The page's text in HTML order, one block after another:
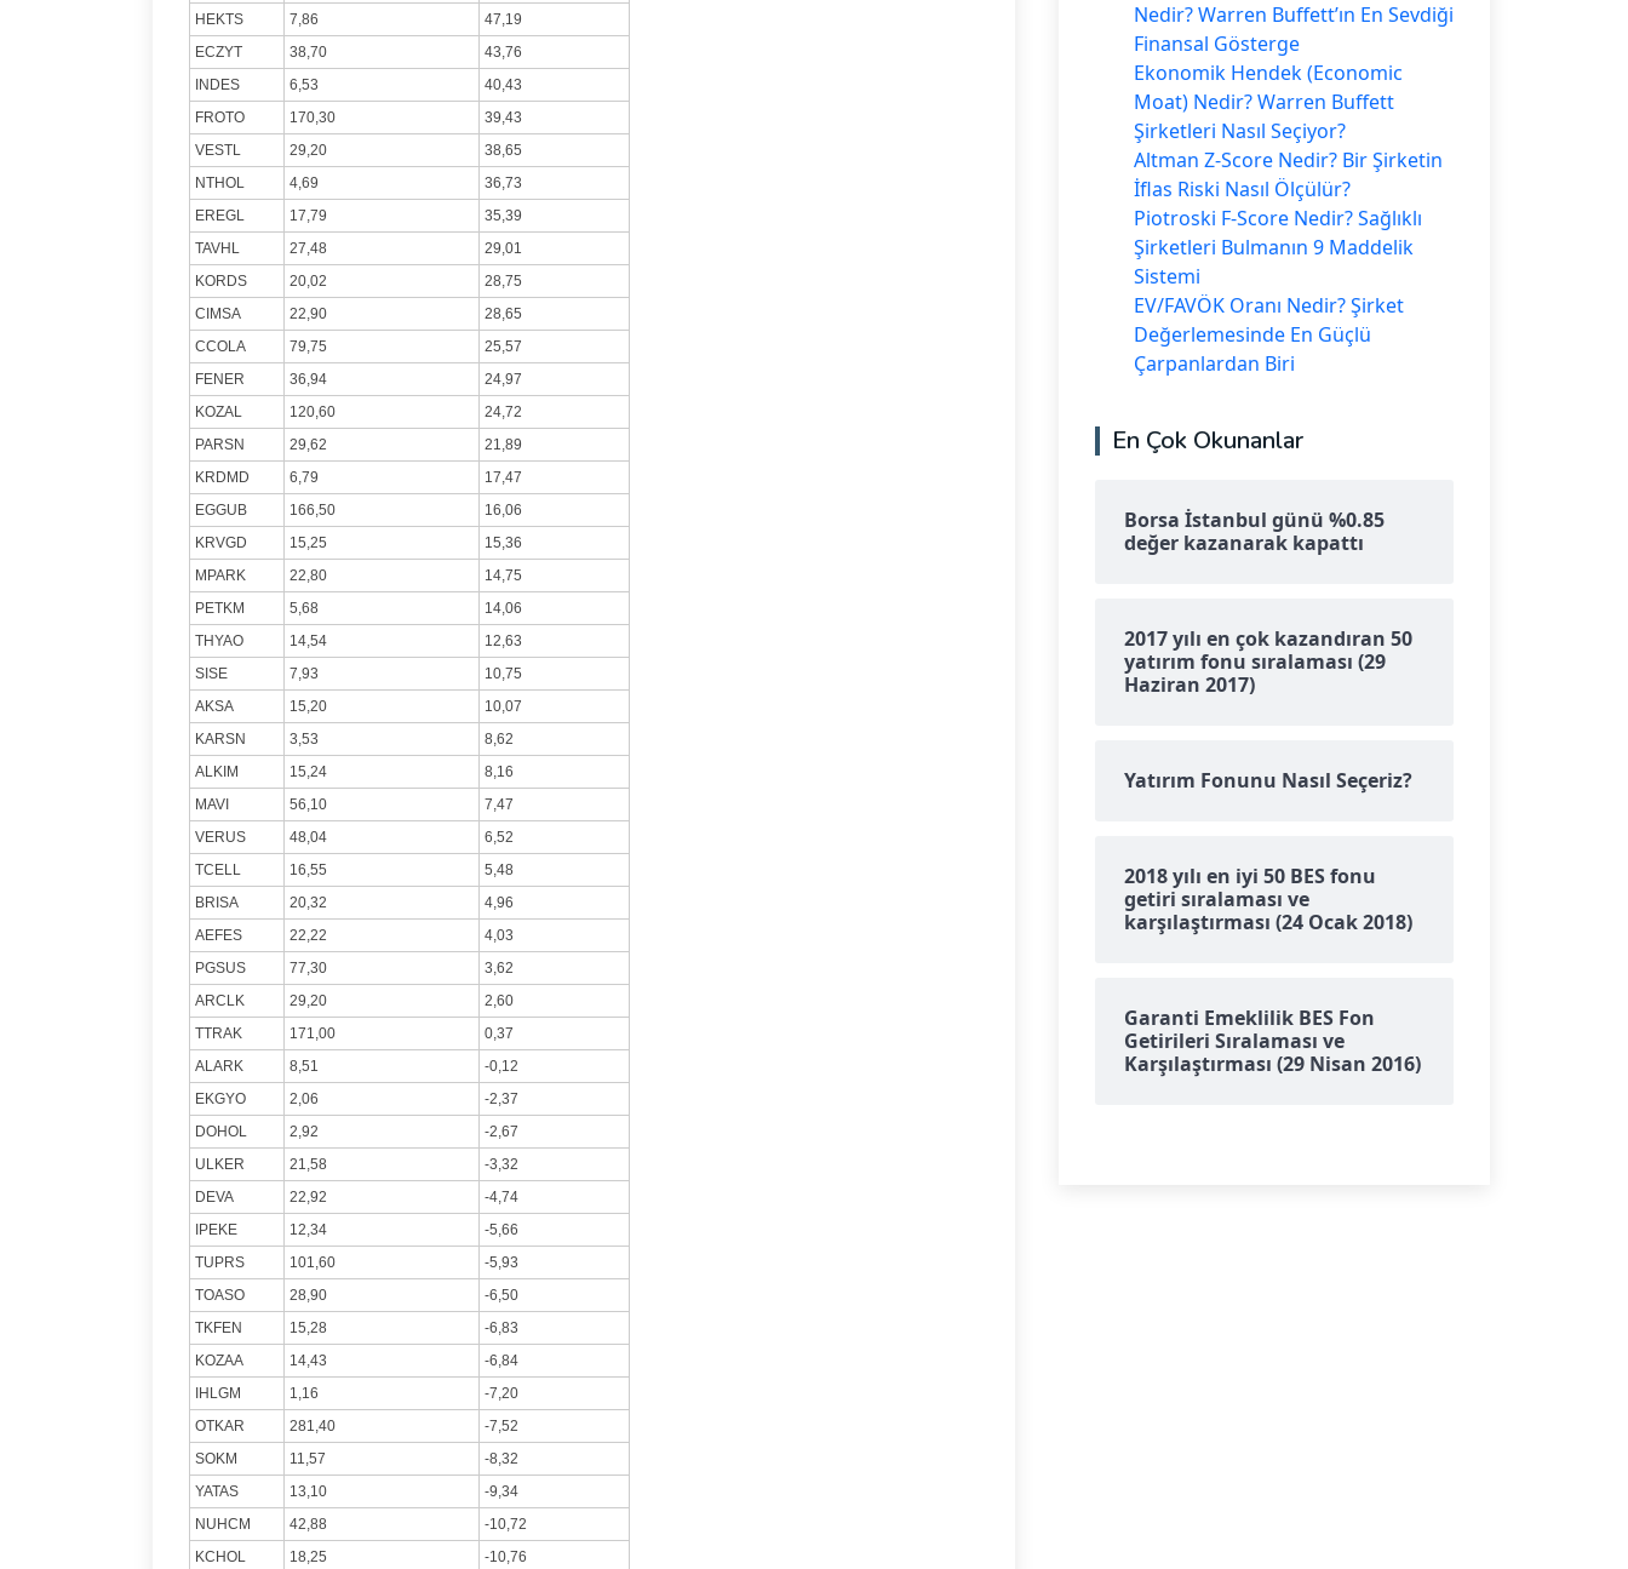
HEKTS
7,86
47,19
ECZYT
38,70
43,76
INDES
6,53
40,43
FROTO
170,30
39,43
VESTL
29,20
38,65
NTHOL
4,69
36,73
EREGL
17,79
35,39
TAVHL
27,48
29,01
KORDS
20,02
28,75
CIMSA
22,90
28,65
CCOLA
79,75
25,57
FENER
36,94
24,97
KOZAL
120,60
24,72
PARSN
29,62
21,89
KRDMD
6,79
17,47
EGGUB
166,50
16,06
KRVGD
15,25
15,36
MPARK
22,80
14,75
PETKM
5,68
14,06
THYAO
14,54
12,63
SISE
7,93
10,75
AKSA
15,20
10,07
KARSN
3,53
8,62
ALKIM
15,24
8,16
MAVI
56,10
7,47
VERUS
48,04
6,52
TCELL
16,55
5,48
BRISA
20,32
4,96
AEFES
22,22
4,03
PGSUS
77,30
3,62
ARCLK
29,20
2,60
TTRAK
171,00
0,37
ALARK
8,51
-0,12
EKGYO
2,06
-2,37
DOHOL
2,92
-2,67
ULKER
21,58
-3,32
DEVA
22,92
-4,74
IPEKE
12,34
-5,66
TUPRS
101,60
-5,93
TOASO
28,90
-6,50
TKFEN
15,28
-6,83
KOZAA
14,43
-6,84
IHLGM
1,16
-7,20
OTKAR
281,40
-7,52
SOKM
11,57
-8,32
YATAS
13,10
-9,34
NUHCM
42,88
-10,72
KCHOL
18,25
-10,76
Nedir? Warren Buffett’ın En Sevdiği
Finansal Gösterge
Ekonomik Hendek (Economic
Moat) Nedir? Warren Buffett
Şirketleri Nasıl Seçiyor?
Altman Z-Score Nedir? Bir Şirketin
İflas Riski Nasıl Ölçülür?
Piotroski F-Score Nedir? Sağlıklı
Şirketleri Bulmanın 9 Maddelik
Sistemi
EV/FAVÖK Oranı Nedir? Şirket
Değerlemesinde En Güçlü
Çarpanlardan Biri
En Çok Okunanlar
Borsa İstanbul günü %0.85
değer kazanarak kapattı
2017 yılı en çok kazandıran 50
yatırım fonu sıralaması (29
Haziran 2017)
Yatırım Fonunu Nasıl Seçeriz?
2018 yılı en iyi 50 BES fonu
getiri sıralaması ve
karşılaştırması (24 Ocak 2018)
Garanti Emeklilik BES Fon
Getirileri Sıralaması ve
Karşılaştırması (29 Nisan 2016)